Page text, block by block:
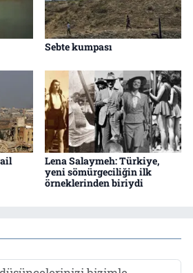
Sebte kumpası
Lena Salaymeh: Türkiye,
yeni sömürgeciliğin ilk
örneklerinden biriydi